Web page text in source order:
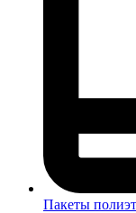
Пакеты